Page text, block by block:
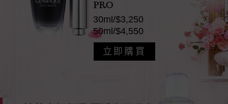
PRO
30ml/$3,250
50ml/$4,550
立即購買